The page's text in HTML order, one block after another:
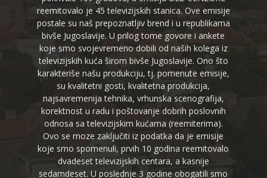
reemitovalo je 45 televizijskih stanica. Ove emisije
postale su naš prepoznatljiv brend i u republikama
bivše Jugoslavije. U prilog tome govore i ankete
koje smo svojevremeno dobili od naših kolega iz
televizijskih kuća širom bivše Jugoslavije. Ono što
karakteriše našu produkciju, tj. pomenute emisije,
su kvalitetni gosti, kvalitetna produkcija,
najsavremenija tehnika, vrhunska scenografija,
korektnost u radu i poštovanje dobrih poslovnih
odnosa sa televizijskim kućama (reemiterima).
Ovo se moze zaključiti iz podatka da je emisije
koje smo spomenuli, prvih 10 godina reemitovalo
dvadeset televizijskih centara, a kasnije
sedamdeset. U poslednje 3 godine obogatili smo